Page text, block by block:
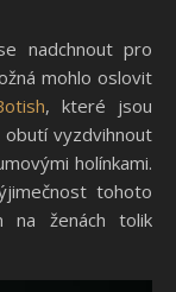
nadchnout pro
mohlo oslovit
, které jsou
vyzdvihnout
holínkami.
tohoto
na ženách tolik